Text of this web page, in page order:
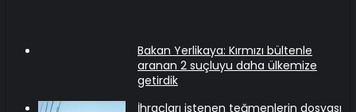
Bakan Yerlikaya: Kırmızı bültenle
aranan 2 suçluyu daha ülkemize
getirdik
İhraçları istenen teğmenlerin dosyası